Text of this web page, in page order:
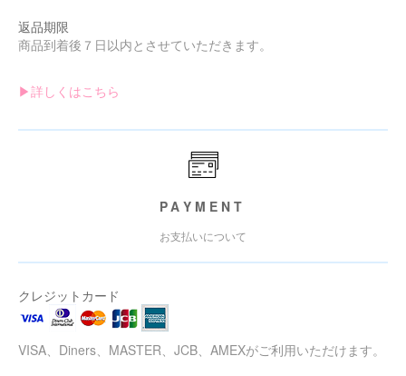
返品期限
商品到着後７日以内とさせていただきます。
▶︎詳しくはこちら
PAYMENT
お支払いについて
クレジットカード
VISA、Diners、MASTER、JCB、AMEXがご利用いただけます。